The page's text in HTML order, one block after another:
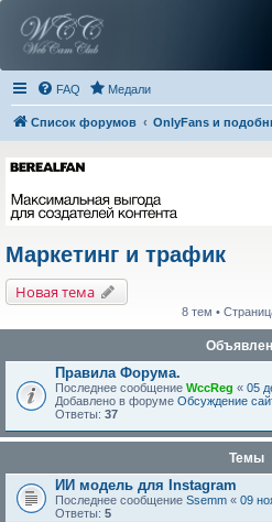
FAQ Медали
Список форумов OnlyFans и
Маркетинг и трафик
Новая тема
8 тем •
Правила Форума.
Последнее сообщение WccReg « 05
Добавлено в форуме Обсуждение
Ответы: 37
Темы
ИИ модель для Instagram
Последнее сообщение Ssemm « 09
Ответы: 5